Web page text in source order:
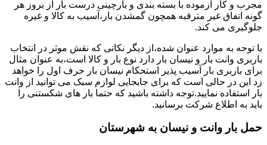
مجرب و کار آزموده با بسته بندی و بارچینی درست بار از بروز هر
گونه اتفاق غیر مترقبه همچون گمشدن بار،آسیب به کالا و غیره
جلوگیری می کند.
با توجه به موارد عنوان شده،از دیگر نکاتی که نقش موثر در انتخاب
باربری وانت بار و نیسان بار دارد نوع بار و کالا است،به عنوان مثال
برای باربری بار آسیب پذیر استحکام نیسان بار حرف اول را خواهد
زد این در حالی است که برای جابجایی لوازم سبک می توانید از وانت
بار استفاده نمایید.توجه داشته باشید که حتما بار های شکستنی را
باید به اطلاع شرکت برسانید.
حمل بار وانت و نیسان به شهرستان